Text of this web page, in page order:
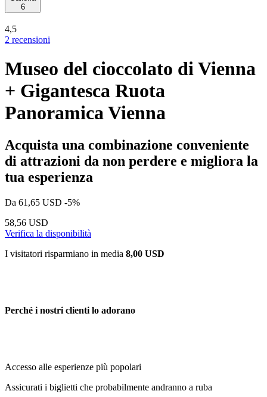
6
4,5
2 recensioni
Museo del cioccolato di Vienna
+ Gigantesca Ruota
Panoramica Vienna
Acquista una combinazione conveniente
di attrazioni da non perdere e migliora la
tua esperienza
Da 61,65 USD -5%
58,56 USD
Verifica la disponibilità
I visitatori risparmiano in media 8,00 USD
Perché i nostri clienti lo adorano
Accesso alle esperienze più popolari
Assicurati i biglietti che probabilmente andranno a ruba